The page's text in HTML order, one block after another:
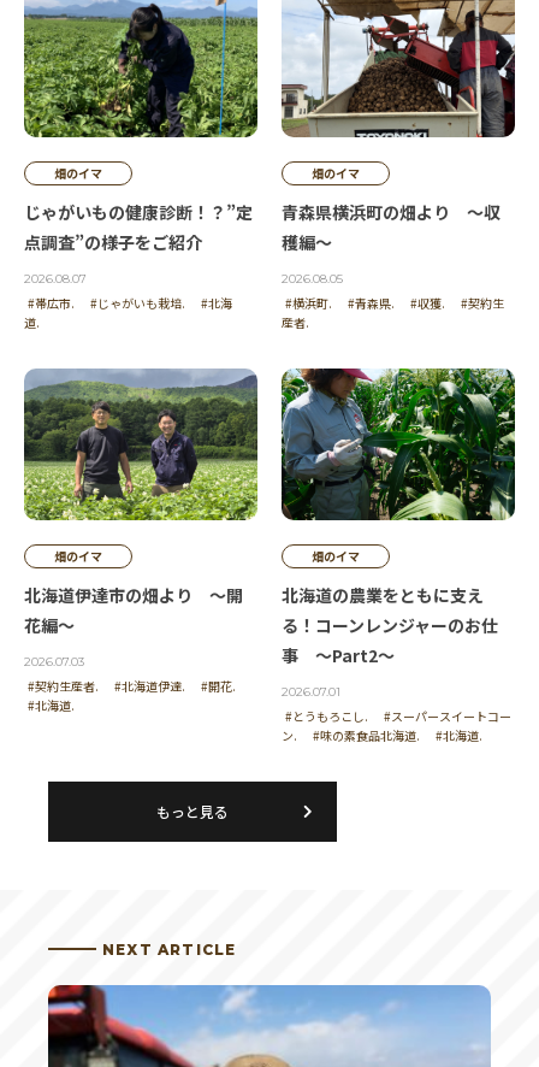
畑のイマ
じゃがいもの健康診断！？”定
点調査”の様子をご紹介
2026.08.07
#帯広市. #じゃがいも栽培.
#北海
道.
畑のイマ
青森県横浜町の畑より ～収
穫編～
2026.08.05
#横浜町. #青森県. #収獲.
#契約生
産者.
畑のイマ
北海道伊達市の畑より ～開
花編～
2026.07.03
#契約生産者. #北海道伊達.
#開花.
#北海道.
畑のイマ
北海道の農業をともに支え
る！コーンレンジャーのお仕
事 ～Part2～
2026.07.01
#とうもろこし.
#スーパースイートコー
ン.
#味の素食品北海道. #北海道.
もっと見る
NEXT ARTICLE